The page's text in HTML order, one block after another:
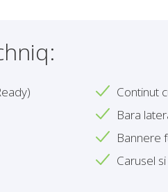
Continut
Bara
Bannere
Carusel